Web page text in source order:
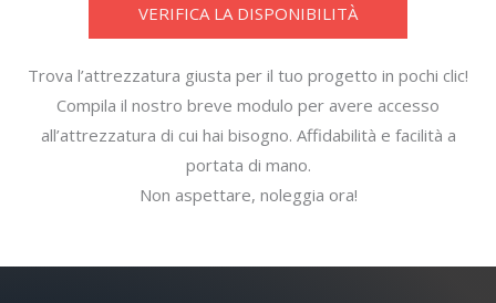
VERIFICA LA DISPONIBILITÀ
Trova l’attrezzatura giusta per il tuo progetto in pochi clic!
Compila il nostro breve modulo per avere accesso
all’attrezzatura di cui hai bisogno. Affidabilità e facilità a
portata di mano.
Non aspettare, noleggia ora!